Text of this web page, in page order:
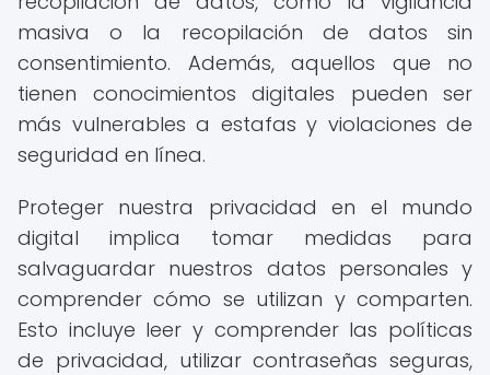
masiva o la recopilación de datos sin
consentimiento. Además, aquellos que no
tienen conocimientos digitales pueden ser
más vulnerables a estafas y violaciones de
seguridad en línea.
Proteger nuestra privacidad en el mundo
digital implica tomar medidas para
salvaguardar nuestros datos personales y
comprender cómo se utilizan y comparten.
Esto incluye leer y comprender las políticas
de privacidad, utilizar contraseñas seguras,